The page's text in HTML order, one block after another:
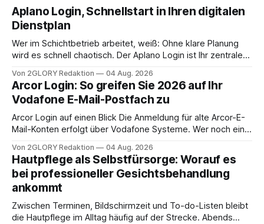
Aplano Login, Schnellstart in Ihren digitalen
Dienstplan
Wer im Schichtbetrieb arbeitet, weiß: Ohne klare Planung
wird es schnell chaotisch. Der Aplano Login ist Ihr zentraler
abwesenheiten und die gesamte kommunikation rund um
Ihr personal digital zu organisieren. In diesem Leitfaden
erfahren Sie alles, was Sie für einen reibungslosen Einstieg
brauchen, von der Registrierung
Von 2GLORY Redaktion 04 Aug. 2026
Arcor Login: So greifen Sie 2026 auf Ihr
Vodafone E-Mail-Postfach zu
Arcor Login auf einen Blick Die Anmeldung für alte Arcor-E-
Mail-Konten erfolgt über Vodafone Systeme. Wer noch eine
besitzt, loggt sich heute über das Vodafone E-Mail & Cloud
Portal ein. Der klassische Arcor Login über mail.
Von 2GLORY Redaktion 04 Aug. 2026
Hautpflege als Selbstfürsorge: Worauf es
bei professioneller Gesichtsbehandlung
ankommt
Zwischen Terminen, Bildschirmzeit und To-do-Listen bleibt
die Hautpflege im Alltag häufig auf der Strecke. Abends